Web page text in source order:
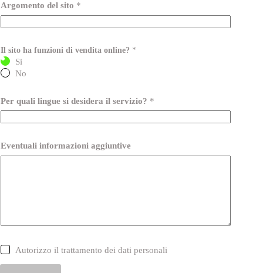
Argomento del sito *
Il sito ha funzioni di vendita online? *
Si
No
Per quali lingue si desidera il servizio? *
Eventuali informazioni aggiuntive
C
a
s
Autorizzo il trattamento dei dati personali